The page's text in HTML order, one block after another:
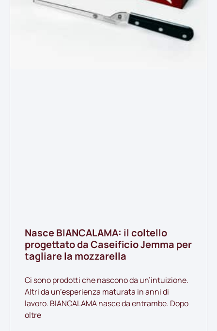
Nasce BIANCALAMA: il coltello
progettato da Caseificio Jemma per
tagliare la mozzarella
Ci sono prodotti che nascono da un’intuizione.
Altri da un’esperienza maturata in anni di
lavoro. BIANCALAMA nasce da entrambe. Dopo
oltre